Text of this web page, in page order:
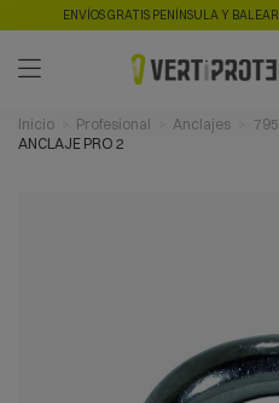
ENVÍOS GRATIS PENÍNSULA Y
Inicio Profesional Anclajes
ANCLAJE PRO 2